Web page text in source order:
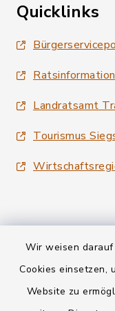
Wir weisen
Cookies einsetzen,
Website zu
Quicklinks
Landratsamt
Tourismus